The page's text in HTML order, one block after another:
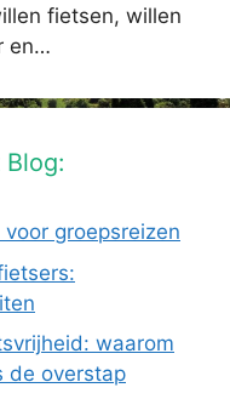
fietsen, willen
en…
groepsreizen
waarom
de overstap